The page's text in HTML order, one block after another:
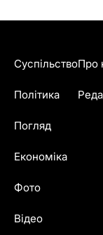
Суспільство
Політика
Погляд
Економіка
Фото
Відео
Про